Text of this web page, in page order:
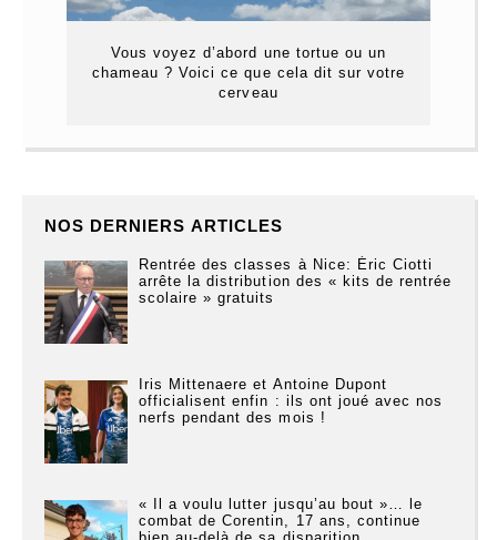
Vous voyez d’abord une tortue ou un
chameau ? Voici ce que cela dit sur votre
cerveau
NOS DERNIERS ARTICLES
Rentrée des classes à Nice: Éric Ciotti
arrête la distribution des « kits de rentrée
scolaire » gratuits
Iris Mittenaere et Antoine Dupont
officialisent enfin : ils ont joué avec nos
nerfs pendant des mois !
« Il a voulu lutter jusqu’au bout »… le
combat de Corentin, 17 ans, continue